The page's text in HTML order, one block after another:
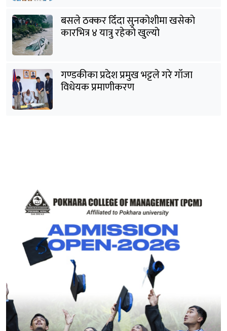
बसले ठक्कर दिँदा सुनकोशीमा खसेकाे
कारभित्र ४ यात्रु रहेको खुल्यो
गण्डकीका प्रदेश प्रमुख भट्टले गरे गाँजा
विधेयक प्रमाणीकरण